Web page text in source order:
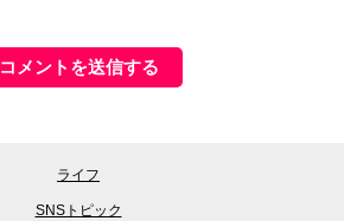
ライフ
SNSトピック